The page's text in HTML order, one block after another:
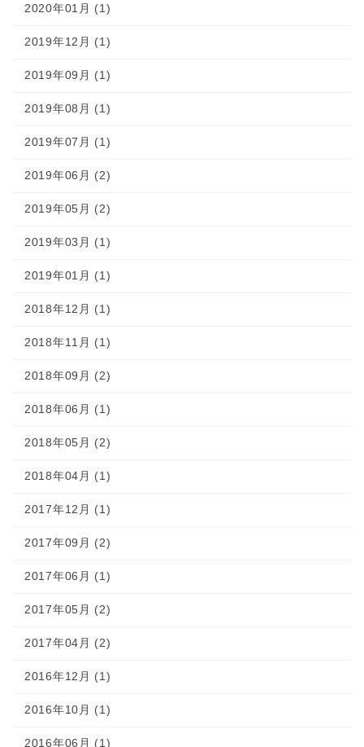
2020年01月 (1)
2019年12月 (1)
2019年09月 (1)
2019年08月 (1)
2019年07月 (1)
2019年06月 (2)
2019年05月 (2)
2019年03月 (1)
2019年01月 (1)
2018年12月 (1)
2018年11月 (1)
2018年09月 (2)
2018年06月 (1)
2018年05月 (2)
2018年04月 (1)
2017年12月 (1)
2017年09月 (2)
2017年06月 (1)
2017年05月 (2)
2017年04月 (2)
2016年12月 (1)
2016年10月 (1)
2016年06月 (1)